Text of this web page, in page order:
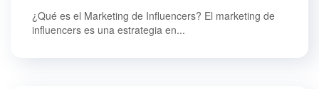
¿Qué es el Marketing de Influencers? El marketing de
influencers es una estrategia en...